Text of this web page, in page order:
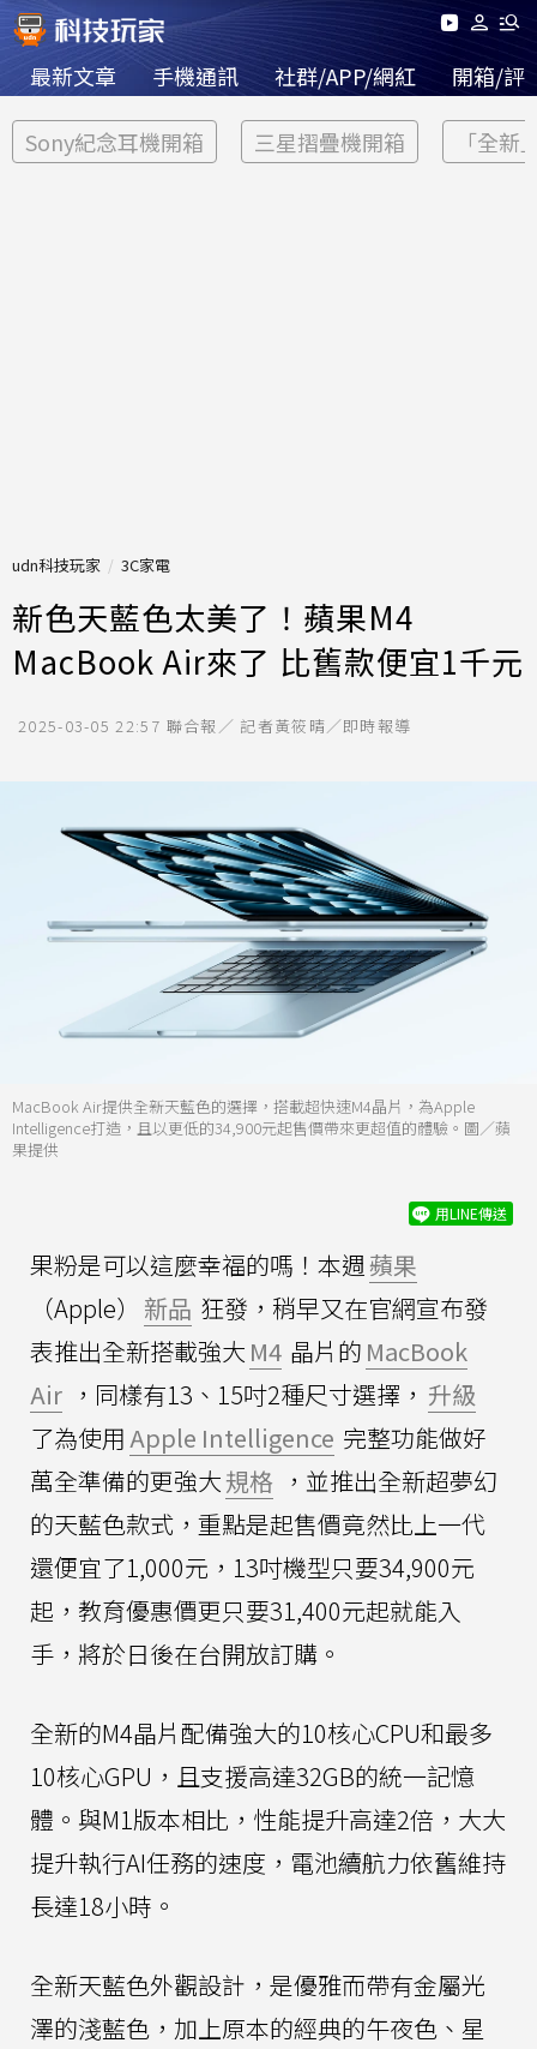
最新文章 手機通訊 社群/APP/網紅 開箱/評
Sony紀念耳機開箱 三星摺疊機開箱 「全新
udn科技玩家 3C家電
新色天藍色太美了！蘋果M4
MacBook Air來了 比舊款便宜1千元
2025-03-05 22:57 聯合報／ 記者黃筱晴／即時報導
MacBook Air提供全新天藍色的選擇，搭載超快速M4晶片，為Apple
Intelligence打造，且以更低的34,900元起售價帶來更超值的體驗。圖／蘋
果提供
用LINE傳送
果粉是可以這麼幸福的嗎！本週蘋果
（Apple）
新品 狂發，稍早又在官網宣布發
表推出全新搭載強大 M4 晶片的 MacBook
Air ，同樣有13、15吋2種尺寸選擇， 升級
了為使用Apple Intelligence 完整功能做好
萬全準備的更強大規格 ，並推出全新超夢幻
的天藍色款式，重點是起售價竟然比上一代
還便宜了1,000元，13吋機型只要34,900元
起，教育優惠價更只要31,400元起就能入
手，將於日後在台開放訂購。
全新的M4晶片配備強大的10核心CPU和最多
10核心GPU，且支援高達32GB的統一記憶
體。與M1版本相比，性能提升高達2倍，大大
提升執行AI任務的速度，電池續航力依舊維持
長達18小時。
全新天藍色外觀設計，是優雅而帶有金屬光
澤的淺藍色，加上原本的經典的午夜色、星